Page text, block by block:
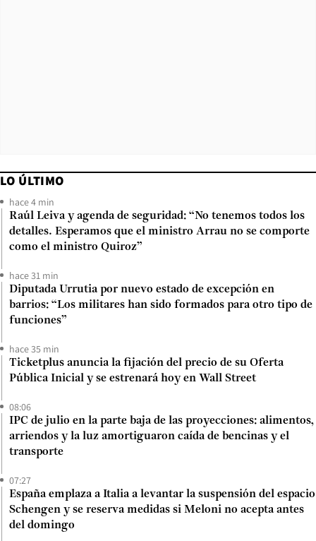
LO ÚLTIMO
hace 4 min
Raúl Leiva y agenda de seguridad: “No tenemos todos los
detalles. Esperamos que el ministro Arrau no se comporte
como el ministro Quiroz”
hace 31 min
Diputada Urrutia por nuevo estado de excepción en
barrios: “Los militares han sido formados para otro tipo de
funciones”
hace 35 min
Ticketplus anuncia la fijación del precio de su Oferta
Pública Inicial y se estrenará hoy en Wall Street
08:06
IPC de julio en la parte baja de las proyecciones: alimentos,
arriendos y la luz amortiguaron caída de bencinas y el
transporte
07:27
España emplaza a Italia a levantar la suspensión del espacio
Schengen y se reserva medidas si Meloni no acepta antes
del domingo